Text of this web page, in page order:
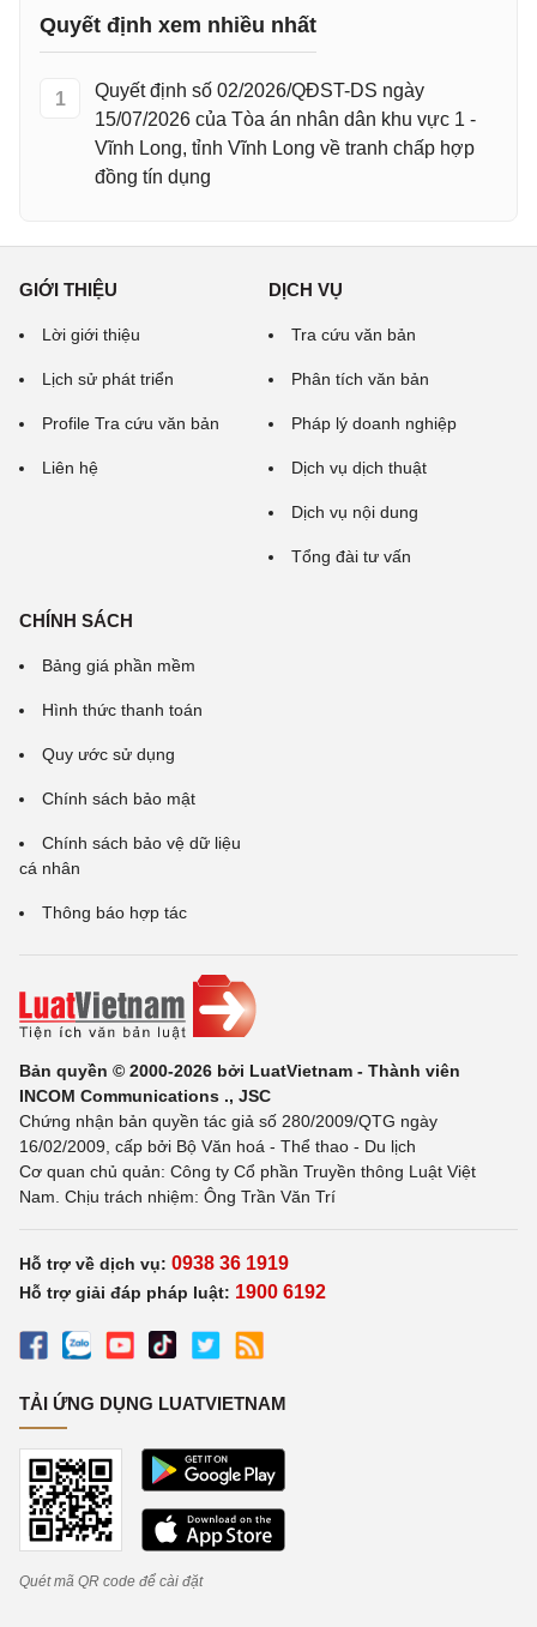
Quyết định xem nhiều nhất
1
Quyết định số 02/2026/QĐST-DS ngày
15/07/2026 của Tòa án nhân dân khu vực 1 -
Vĩnh Long, tỉnh Vĩnh Long về tranh chấp hợp
đồng tín dụng
GIỚI THIỆU
Lời giới thiệu
Lịch sử phát triển
Profile Tra cứu văn bản
Liên hệ
DỊCH VỤ
Tra cứu văn bản
Phân tích văn bản
Pháp lý doanh nghiệp
Dịch vụ dịch thuật
Dịch vụ nội dung
Tổng đài tư vấn
CHÍNH SÁCH
Bảng giá phần mềm
Hình thức thanh toán
Quy ước sử dụng
Chính sách bảo mật
Chính sách bảo vệ dữ liệu
cá nhân
Thông báo hợp tác
Bản quyền © 2000-2026 bởi LuatVietnam - Thành viên
INCOM Communications ., JSC
Chứng nhận bản quyền tác giả số 280/2009/QTG ngày
16/02/2009, cấp bởi Bộ Văn hoá - Thể thao - Du lịch
Cơ quan chủ quản: Công ty Cổ phần Truyền thông Luật Việt
Nam. Chịu trách nhiệm: Ông Trần Văn Trí
Hỗ trợ về dịch vụ: 0938 36 1919
Hỗ trợ giải đáp pháp luật: 1900 6192
TẢI ỨNG DỤNG LUATVIETNAM
Quét mã QR code để cài đặt